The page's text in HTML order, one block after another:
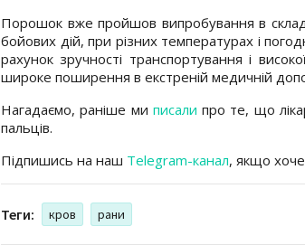
Порошок вже пройшов випробування в
бойових дій, при різних температурах і
рахунок зручності транспортування і
широке поширення в екстреній медичній
Нагадаємо, раніше ми писали про те, що
пальців.
Підпишись на наш Telegram-канал, якщо
Теги: кров рани